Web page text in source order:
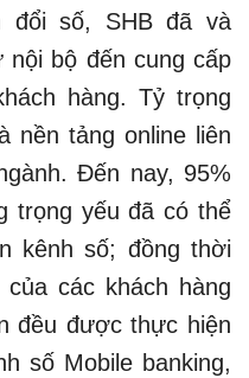
đổi số, SHB đã và
bộ đến cung cấp
hàng. Tỷ trọng
nền tảng online liên
Đến nay, 95%
trọng yếu đã có thể
kênh số; đồng thời
các khách hàng
đều được thực hiện
số Mobile banking,